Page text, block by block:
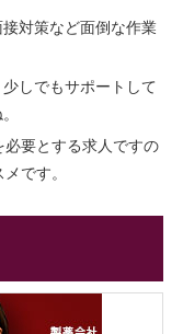
対策など面倒な作業
しでもサポートして
要とする求人ですの
です。